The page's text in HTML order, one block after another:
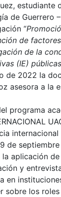
estudiante
de Guerrero
“
de
de la
(IE)
de 2022 la
asesora a la
programa
de
la aplicación
y
en
sobre los